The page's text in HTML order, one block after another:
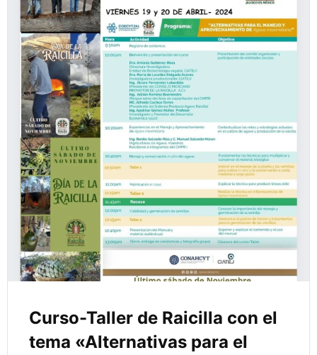
Curso-Taller de Raicilla con el
tema «Alternativas para el